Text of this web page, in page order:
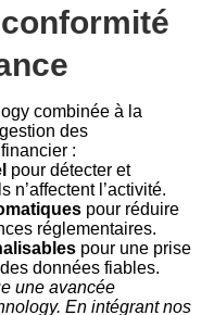
combinée à la
des
:
pour détecter et
n’affectent l’activité.
pour réduire
réglementaires.
pour une prise
données fiables.
une avancée
En intégrant nos